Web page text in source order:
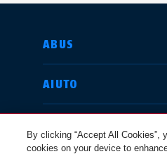
ABUS
AIUTO
SELEZIONA UN PAESE
By clicking “Accept All Cookies”,
cookies on your device to